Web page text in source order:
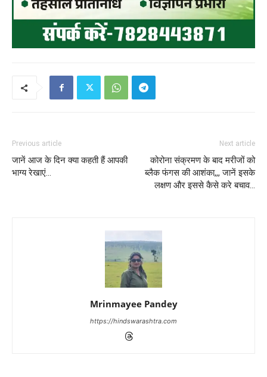
Previous article
जानें आज के दिन क्या कहती हैं आपकी
भाग्य रेखाएं…
Next article
कोरोना संक्रमण के बाद मरीजों को
ब्लैक फंगस की आशंका,,, जानें इसके
लक्षण और इससे कैसे करे बचाव…
Mrinmayee Pandey
https://hindswarashtra.com